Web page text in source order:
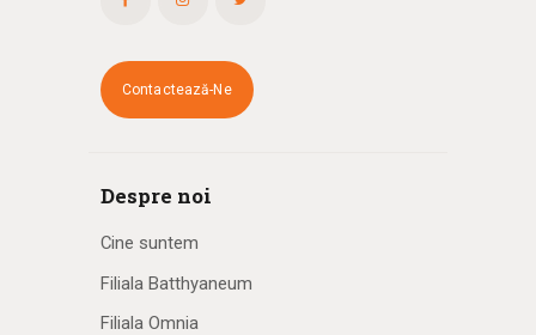
Contactează-Ne
Despre noi
Cine suntem
Filiala Batthyaneum
Filiala Omnia